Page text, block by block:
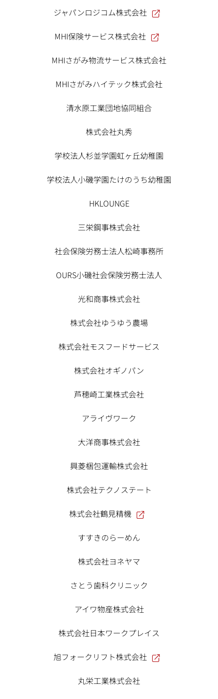
ジャパンロジコム株式会社
MHI保険サービス株式会社
MHIさがみ物流サービス株式会社
MHIさがみハイテック株式会社
清水原工業団地協同組合
株式会社丸秀
学校法人杉並学園虹ヶ丘幼稚園
学校法人小磯学園たけのうち幼稚園
HKLOUNGE
三栄鋼事株式会社
社会保険労務士法人松崎事務所
OURS小磯社会保険労務士法人
光和商事株式会社
株式会社ゆうゆう農場
株式会社モスフードサービス
株式会社オギノパン
芦穂崎工業株式会社
アライヴワーク
大洋商事株式会社
興菱梱包運輸株式会社
株式会社テクノステート
株式会社鶴見精機
すすきのらーめん
株式会社ヨネヤマ
さとう歯科クリニック
アイワ物産株式会社
株式会社日本ワークプレイス
旭フォークリフト株式会社
丸栄工業株式会社